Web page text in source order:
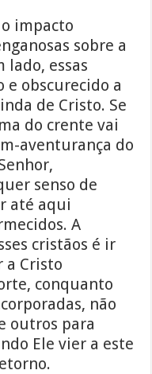
impacto
sobre a
lado, essas
e obscurecido a
de Cristo. Se
do crente vai
aventurança do
senso de
até aqui
A
cristãos é ir
a Cristo
conquanto
não
outros para
Ele vier a este